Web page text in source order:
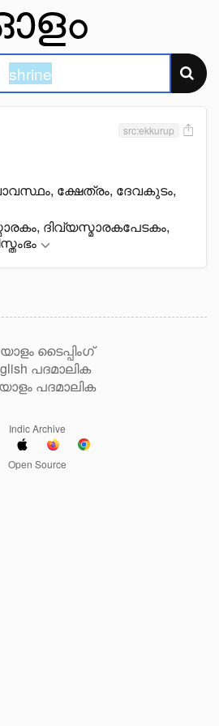
src:ekkurup
ക്ഷേത്രം, ദേവകുടം,
ദിവ്യസ്മാരകപേടകം,
ടൈപ്പിംഗ്
പദമാലിക
പദമാലിക
Indic Archive
Open Source